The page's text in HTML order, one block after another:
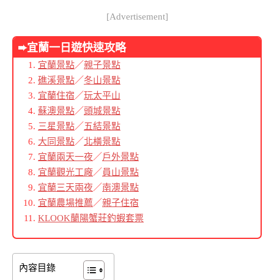
[Advertisement]
➨宜蘭一日遊快速攻略
宜蘭景點／親子景點
礁溪景點／冬山景點
宜蘭住宿／玩太平山
蘇澳景點／頭城景點
三星景點／五結景點
大同景點／北橫景點
宜蘭兩天一夜／戶外景點
宜蘭觀光工廠／ 員山景點
宜蘭三天兩夜／南澳景點
宜蘭農場推薦／親子住宿
KLOOK蘭陽蟹莊釣蝦套票
內容目錄